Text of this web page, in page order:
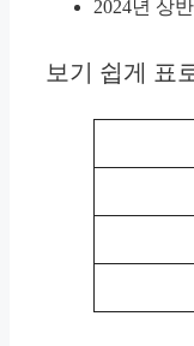
2024년 상
보기 쉽게 표